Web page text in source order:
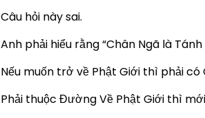
Câu hỏi này sai.
Anh phải hiểu rằng “Chân Ngã là Tánh
Nếu muốn trở về Phật Giới thì phải
Phải thuộc Đường Về Phật Giới thì